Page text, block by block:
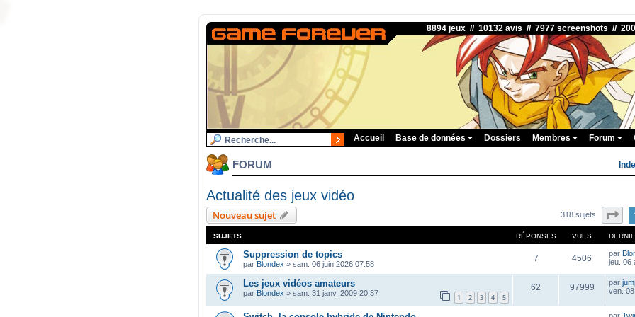
8894 jeux // 10132 avis // 7977 screenshots //
Accueil Base de données Dossiers Membres Forum
FORUM
Actualité des jeux vidéo
Nouveau sujet 318 sujets
SUJETS RÉPONSES VUES
Suppression de topics
par Blondex » sam. 06 juin 2026 07:58
7 4506 par
jeu. 06
Les jeux vidéos amateurs
par Blondex » sam. 31 janv. 2009 20:37 1 2 3 4 5
62 97999 par
ven.